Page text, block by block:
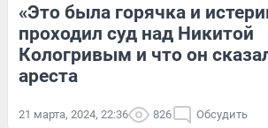
«Это была горячка и
проходил суд над Никитой
Кологривым и что он
ареста
21 марта, 2024, 22:36 826 Обсудить